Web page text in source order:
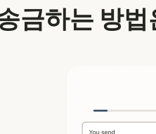
금하는 방법